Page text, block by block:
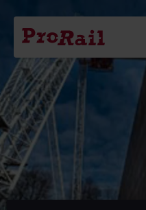
Navigatie
Homepage
ProRail